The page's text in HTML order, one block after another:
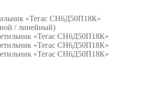
«Тегас СН6Д50П18К»
/ линейный)